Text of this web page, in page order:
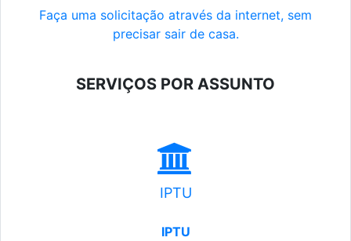
Faça uma solicitação através da internet, sem
precisar sair de casa.
SERVIÇOS POR ASSUNTO
IPTU
IPTU